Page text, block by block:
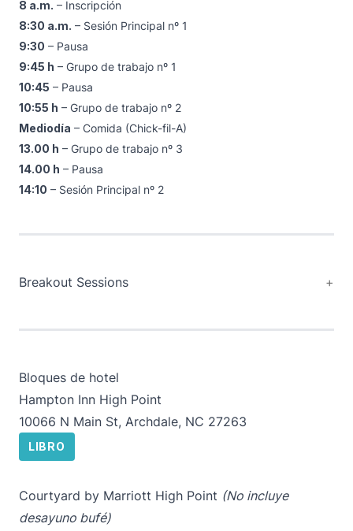
8 a.m. – Inscripción
8:30 a.m. – Sesión Principal nº 1
9:30 – Pausa
9:45 h – Grupo de trabajo nº 1
10:45 – Pausa
10:55 h – Grupo de trabajo nº 2
Mediodía – Comida (Chick-fil-A)
13.00 h – Grupo de trabajo nº 3
14.00 h – Pausa
14:10 – Sesión Principal nº 2
Breakout Sessions
Bloques de hotel
Hampton Inn High Point
10066 N Main St, Archdale, NC 27263
LIBRO
Courtyard by Marriott High Point (No incluye
desayuno bufé)